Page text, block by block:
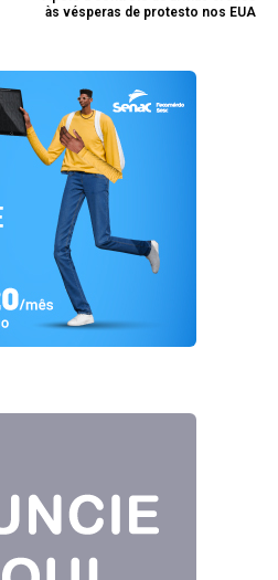
às vésperas de protesto nos EUA